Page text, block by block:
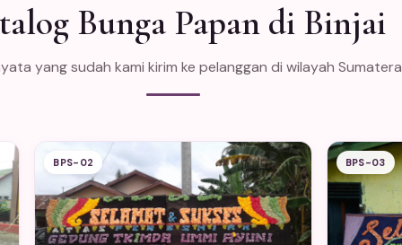
Bunga Papan di Binjai
yang sudah kami kirim ke pelanggan di wilayah Sumatera
BPS-02 BPS-03